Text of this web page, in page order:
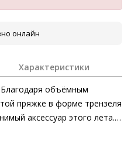
онлайн
Характеристики
объёмным
пряжке в форме трензеля
аксессуар этого лета.
модель стильно